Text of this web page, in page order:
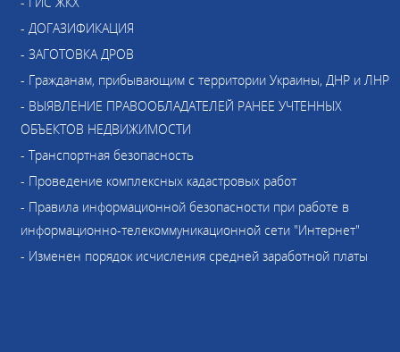
- ДОГАЗИФИКАЦИЯ
- ЗАГОТОВКА ДРОВ
- Гражданам, прибывающим с территории Украины, ДНР и ЛНР
- ВЫЯВЛЕНИЕ ПРАВООБЛАДАТЕЛЕЙ РАНЕЕ УЧТЕННЫХ
ОБЪЕКТОВ НЕДВИЖИМОСТИ
- Транспортная безопасность
- Проведение комплексных кадастровых работ
- Правила информационной безопасности при работе в
информационно-телекоммуникационной сети "Интернет"
- Изменен порядок исчисления средней заработной платы